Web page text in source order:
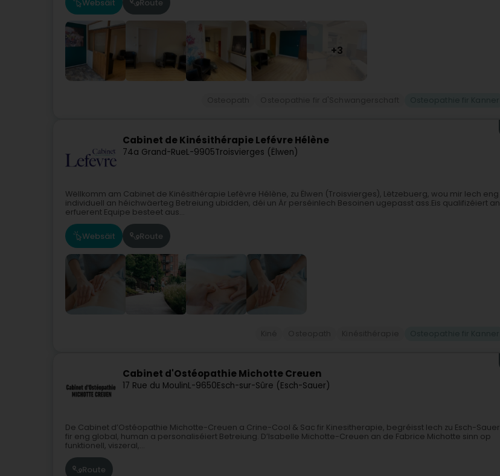
Websäit Route
+3
Cabinet de Kinésithérapie Lefévre Hélène
74a Grand-RueL-9905Troisvierges (Ëlwen)
Wëllkomm am Cabinet de Kinésithérapie Lefèvre Hélène, zu Ëlwen (Troisvierges), Lëtzebuerg, wou mir Iech eng
individuell an héichwäerteg Betreiung ubidden, déi un Är perséinlech Besoinen ugepasst ass.Eis qualifizéiert an
erfuerent Equipe besteet aus...
Websäit Route
Cabinet d'Ostéopathie Michotte Creuen
17 Rue du MoulinL-9650Esch-sur-Sûre (Esch-Sauer)
De Cabinet d’Ostéopathie Michotte-Creuen a Crine-Cool & Sac fir Kinesitherapie, begréisst Iech zu Esch-Sauer
fir eng global, human a personaliséiert Betreiung. D’Isabelle Michotte-Creuen an de Fabrice Michotte sinn op
funktionell, viszeral,...
Route